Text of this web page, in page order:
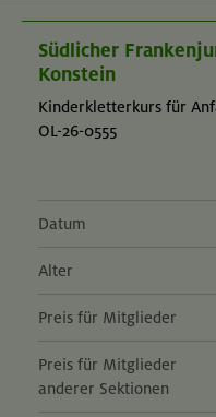
Südlicher
Konstein
Kinderkletterkurs für
OL-26-0555
Datum
Alter
Preis für Mitglieder
Preis für Mitglieder
anderer Sektionen